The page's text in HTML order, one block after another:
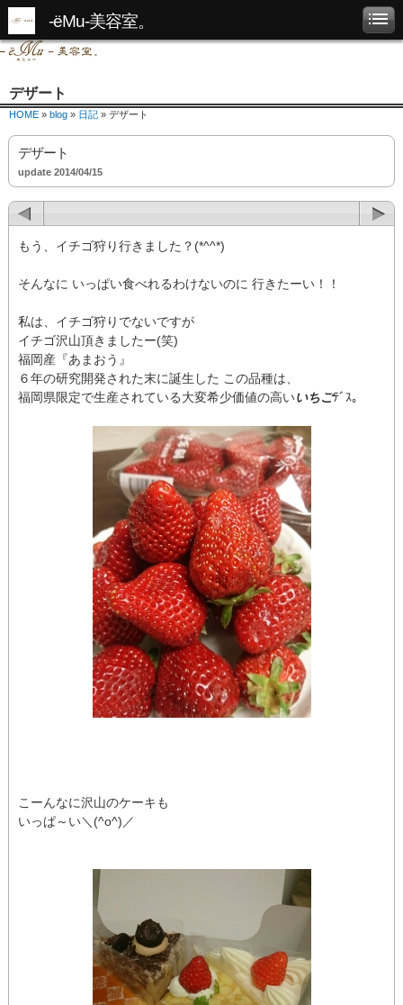
-ëMu-美容室。
デザート
HOME » blog » 日記 » デザート
デザート
update 2014/04/15
もう、イチゴ狩り行きました？(*^^*)
そんなに いっぱい食べれるわけないのに 行きたーい！！
私は、イチゴ狩りでないですが
イチゴ沢山頂きましたー(笑)
福岡産『あまおう』
６年の研究開発された末に誕生した この品種は、
福岡県限定で生産されている大変希少価値の高いいちごﾃﾞｽ。
こーんなに沢山のケーキも
いっぱ～い＼(^o^)／